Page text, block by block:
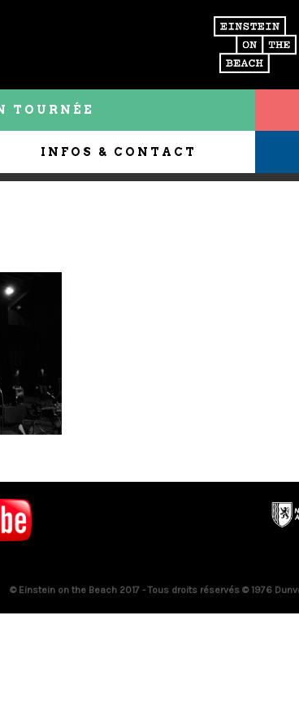
TOURNÉE
INFOS & CONTACT
© Einstein on the Beach 2017 - Tous droits réservés © 1976